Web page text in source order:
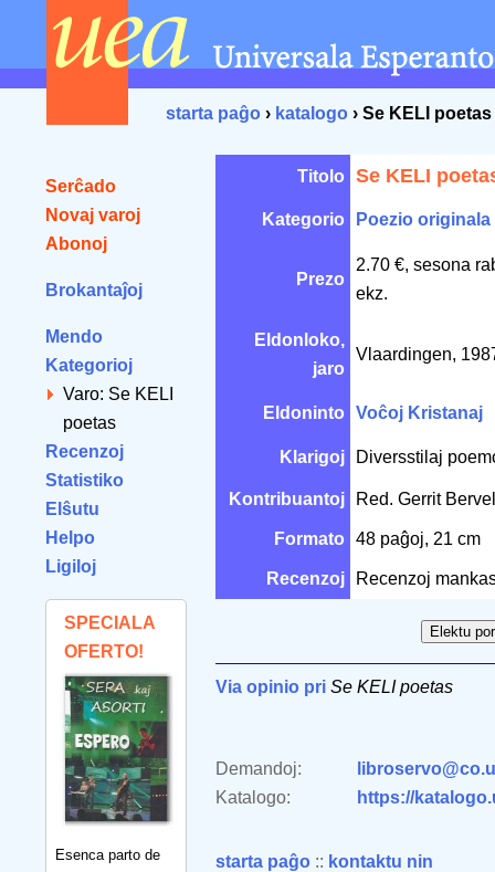
starta paĝo › katalogo › Se KELI poetas
Serĉado
Novaj varoj
Abonoj
Brokantaĵoj
Mendo
Kategorioj
Varo: Se KELI
poetas
Recenzoj
Statistiko
Elŝutu
Helpo
Ligiloj
SPECIALA
OFERTO!
Esenca parto de
Titolo Se KELI
Kategorio Poezio originala
Prezo
2.70 €, sesona
ekz.
Eldonloko,
jaro
Vlaardingen,
Eldoninto Voĉoj Kristanaj
Klarigoj Diversstilaj
Kontribuantoj Red. Gerrit
Formato 48 paĝoj, 21 cm
Recenzoj Recenzoj
Via opinio pri Se KELI poetas
Demandoj:
Katalogo:
https://
starta paĝo :: kontaktu nin